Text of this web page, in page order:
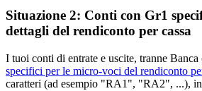
Situazione 2: Conti con Gr1
dettagli del rendiconto per cassa
I tuoi conti di entrate e uscite, tranne Banca
specifici per le micro-voci del rendiconto
caratteri (ad esempio "RA1", "RA2", ...), in